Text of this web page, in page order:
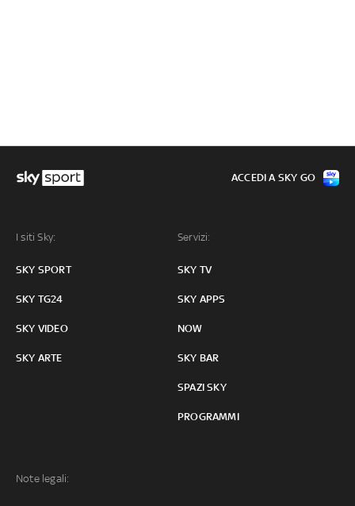
I siti Sky:
SKY SPORT
SKY TG24
SKY VIDEO
SKY ARTE
Servizi:
SKY TV
SKY APPS
NOW
SKY BAR
SPAZI SKY
PROGRAMMI
Note legali:
ACCEDI A SKY GO